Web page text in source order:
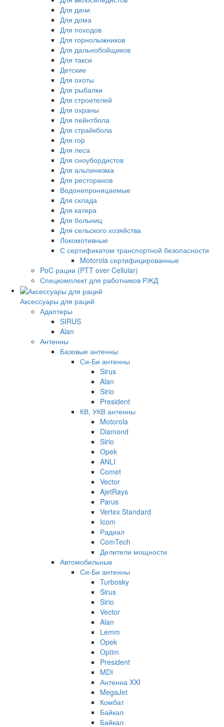
Для дачи
Для дома
Для походов
Для горнолыжников
Для дальнобойщиков
Для такси
Детские
Для охоты
Для рыбалки
Для строителей
Для охраны
Для пейнтбола
Для страйкбола
Для гор
Для леса
Для сноубордистов
Для альпинизма
Для ресторанов
Водонепроницаемые
Для склада
Для катера
Для больниц
Для сельского хозяйства
Локомотивные
С сертификатом транспортной безопасности
Motorola сертифицированные
PoC рации (PTT over Cellular)
Спецкомплект для работников РЖД
Аксессуары для раций
Адаптеры
SIRUS
Alan
Антенны
Базовые антенны
Си-Би антенны
Sirus
Alan
Sirio
President
КВ, УКВ антенны
Motorola
Diamond
Sirio
Opek
ANLI
Comet
Vector
AjetRays
Parus
Vertex Standard
Icom
Радиал
ComTech
Делители мощности
Автомобильные
Си-Би антенны
Turbosky
Sirus
Sirio
Vector
Alan
Lemm
Opek
Optim
President
MDI
Антенна XXI
MegaJet
Комбат
Байкал
Байкал